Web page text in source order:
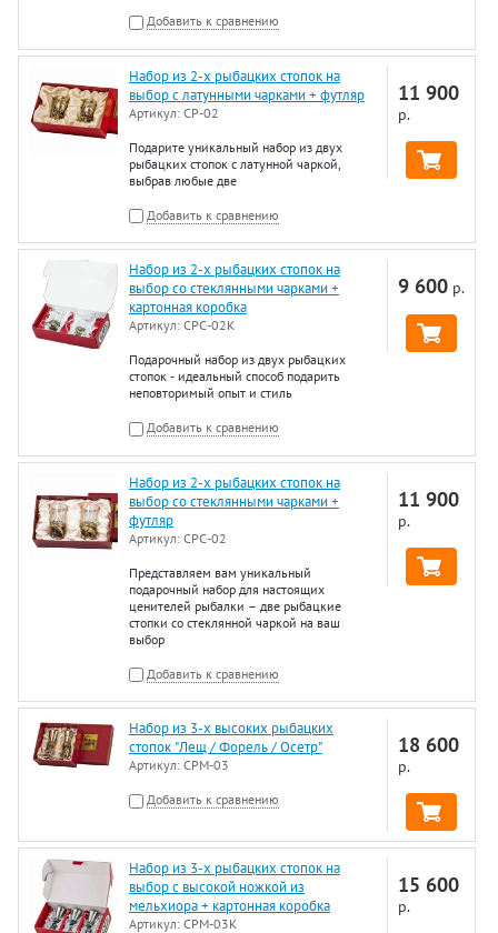
Добавить к сравнению
11 900
р.
Набор из 2-х рыбацких стопок на
выбор с латунными чарками + футляр
Артикул:СР-02
Подарите уникальный набор из двух
рыбацких стопок с латунной чаркой,
выбрав любые две
Добавить к сравнению
9 600 р.
Набор из 2-х рыбацких стопок на
выбор со стеклянными чарками +
картонная коробка
Артикул:СРС-02К
Подарочный набор из двух рыбацких
стопок - идеальный способ подарить
неповторимый опыт и стиль
Добавить к сравнению
11 900
р.
Набор из 2-х рыбацких стопок на
выбор со стеклянными чарками +
футляр
Артикул:СРС-02
Представляем вам уникальный
подарочный набор для настоящих
ценителей рыбалки – две рыбацкие
стопки со стеклянной чаркой на ваш
выбор
Добавить к сравнению
18 600
р.
Набор из 3-х высоких рыбацких
стопок "Лещ / Форель / Осетр"
Артикул:СРМ-03
Добавить к сравнению
15 600
р.
Набор из 3-х рыбацких стопок на
выбор с высокой ножкой из
мельхиора + картонная коробка
Артикул:СРМ-03К